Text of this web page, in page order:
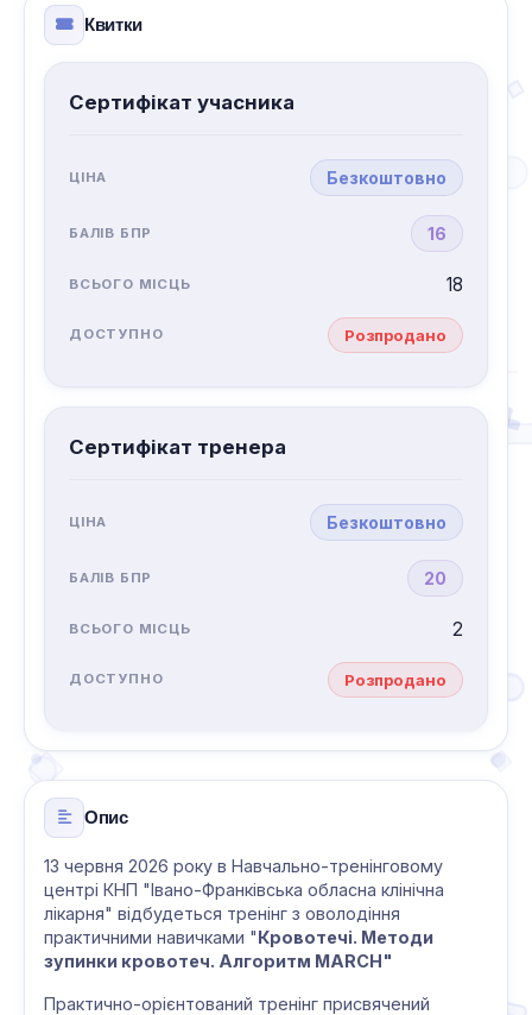
Квитки
Сертифікат учасника
Безкоштовно
16
18
Розпродано
Сертифікат тренера
Безкоштовно
20
2
Розпродано
Опис
13 червня 2026 року в Навчально-тренінговому
центрі КНП "Івано-Франківська обласна клінічна
лікарня" відбудеться тренінг з оволодіння
практичними навичками "Кровотечі. Методи
зупинки кровотеч. Алгоритм MARCH"
Практично-орієнтований тренінг присвячений